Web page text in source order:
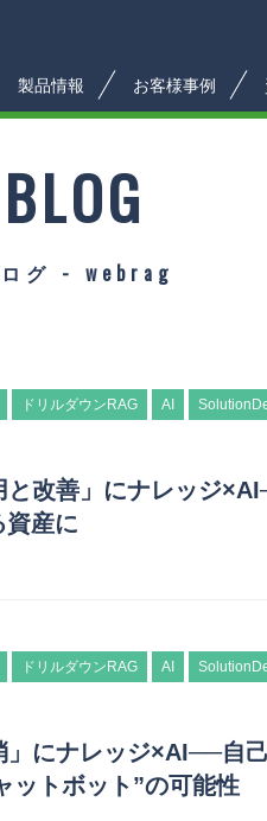
製品情報 お客様事例
BLOG
グ - webrag
ドリルダウンRAG AI
と改善」にナレッジ
資産に
ドリルダウンRAG AI
」にナレッジ×AI──自
ットボット”の可能性